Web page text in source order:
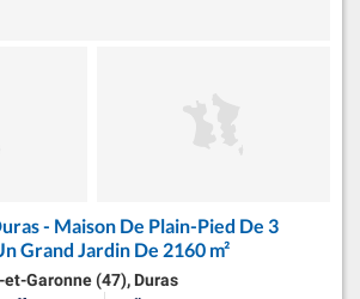
- Maison De Plain-Pied De 3
Grand Jardin De 2160 m²
Garonne (47), Duras